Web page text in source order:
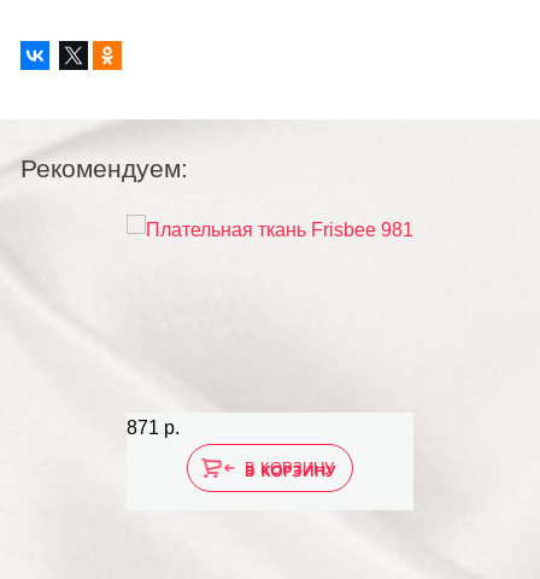
Рекомендуем:
871 р.
В КОРЗИНУ